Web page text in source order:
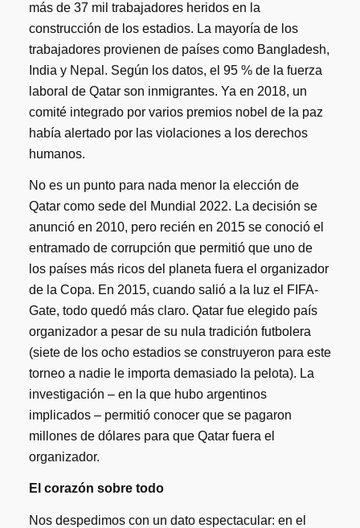
más de 37 mil trabajadores heridos en la
construcción de los estadios. La mayoría de los
trabajadores provienen de países como Bangladesh,
India y Nepal. Según los datos, el 95 % de la fuerza
laboral de Qatar son inmigrantes. Ya en 2018, un
comité integrado por varios premios nobel de la paz
había alertado por las violaciones a los derechos
humanos.
No es un punto para nada menor la elección de
Qatar como sede del Mundial 2022. La decisión se
anunció en 2010, pero recién en 2015 se conoció el
entramado de corrupción que permitió que uno de
los países más ricos del planeta fuera el organizador
de la Copa. En 2015, cuando salió a la luz el FIFA-
Gate, todo quedó más claro. Qatar fue elegido país
organizador a pesar de su nula tradición futbolera
(siete de los ocho estadios se construyeron para este
torneo a nadie le importa demasiado la pelota). La
investigación – en la que hubo argentinos
implicados – permitió conocer que se pagaron
millones de dólares para que Qatar fuera el
organizador.
El corazón sobre todo
Nos despedimos con un dato espectacular: en el